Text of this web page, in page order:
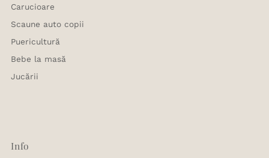
Carucioare
Scaune auto copii
Puericultură
Bebe la masă
Jucării
Info